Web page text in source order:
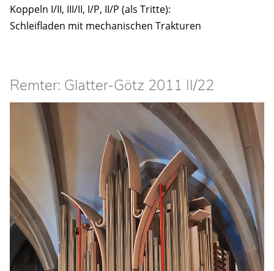
Koppeln I/II, III/II, I/P, II/P (als Tritte):
Schleifladen mit mechanischen Trakturen
Remter: Glatter-Götz 2011 II/22